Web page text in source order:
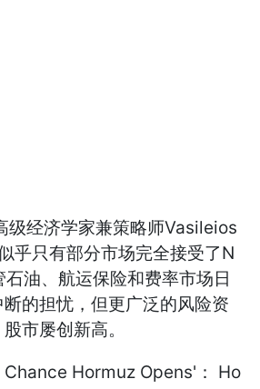
经济学家兼策略师Vasileios
乎只有部分市场完全接受了N
油、航运保险和费率市场日
的担忧，但更广泛的风险资
市屡创新高。
Hormuz Opens'： Ho